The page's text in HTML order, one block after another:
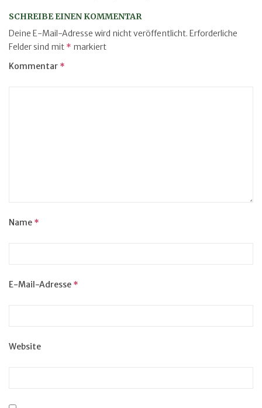
SCHREIBE EINEN KOMMENTAR
Deine E-Mail-Adresse wird nicht veröffentlicht. Erforderliche
Felder sind mit * markiert
Kommentar *
Name *
E-Mail-Adresse *
Website